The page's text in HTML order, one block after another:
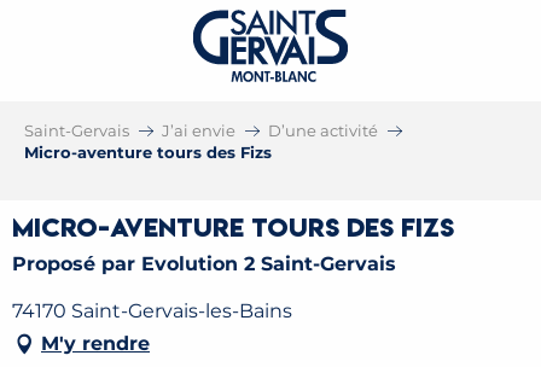
Saint-Gervais J’ai envie
D’une activité
Micro-aventure tours des Fizs
Micro-aventure tours des Fizs
Proposé par Evolution 2 Saint-Gervais
74170 Saint-Gervais-les-Bains
M'y rendre